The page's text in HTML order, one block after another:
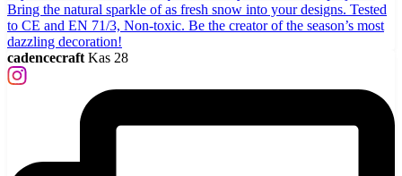
cadencecraft Kas 28